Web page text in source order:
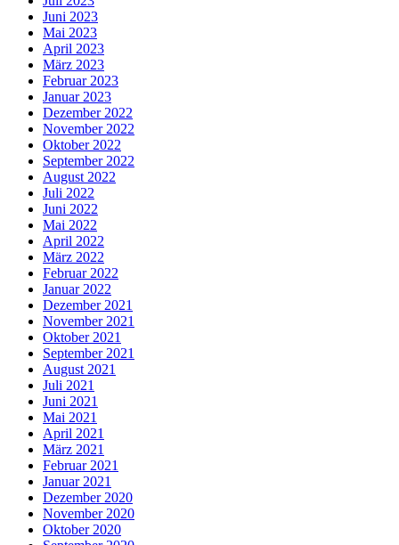
Juni 2023
Mai 2023
April 2023
März 2023
Februar 2023
Januar 2023
Dezember 2022
November 2022
Oktober 2022
September 2022
August 2022
Juli 2022
Juni 2022
Mai 2022
April 2022
März 2022
Februar 2022
Januar 2022
Dezember 2021
November 2021
Oktober 2021
September 2021
August 2021
Juli 2021
Juni 2021
Mai 2021
April 2021
März 2021
Februar 2021
Januar 2021
Dezember 2020
November 2020
Oktober 2020